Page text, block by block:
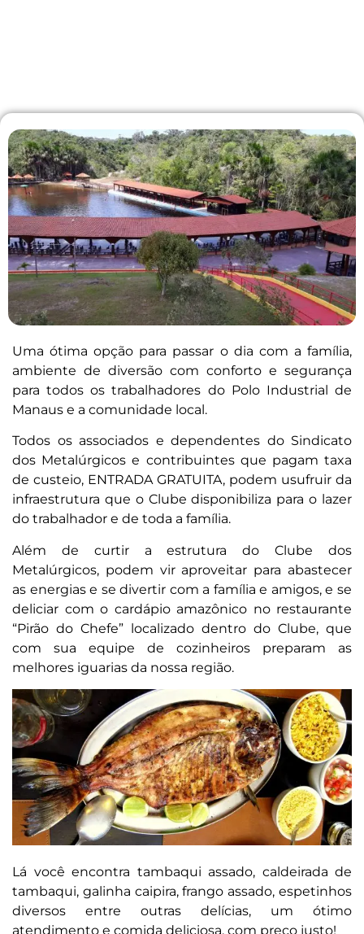
Uma ótima opção para passar o dia com a família,
ambiente de diversão com conforto e segurança
para todos os trabalhadores do Polo Industrial de
Manaus e a comunidade local.
Todos os associados e dependentes do Sindicato
dos Metalúrgicos e contribuintes que pagam taxa
de custeio, ENTRADA GRATUITA, podem usufruir da
infraestrutura que o Clube disponibiliza para o lazer
do trabalhador e de toda a família.
Além de curtir a estrutura do Clube dos
Metalúrgicos, podem vir aproveitar para abastecer
as energias e se divertir com a família e amigos, e se
deliciar com o cardápio amazônico no restaurante
“Pirão do Chefe” localizado dentro do Clube, que
com sua equipe de cozinheiros preparam as
melhores iguarias da nossa região.
Lá você encontra tambaqui assado, caldeirada de
tambaqui, galinha caipira, frango assado, espetinhos
diversos entre outras delícias, um ótimo
atendimento e comida deliciosa, com preço justo!